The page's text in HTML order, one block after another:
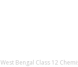
West Bengal Class 12